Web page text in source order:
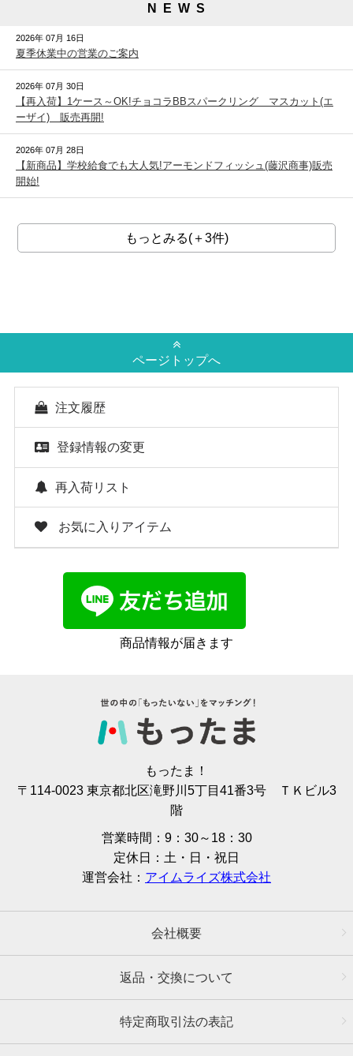
N E W S
2026年 07月 16日
夏季休業中の営業のご案内
2026年 07月 30日
【再入荷】1ケース～OK!チョコラBBスパークリング マスカット(エ
ーザイ) 販売再開!
2026年 07月 28日
【新商品】学校給食でも大人気!アーモンドフィッシュ(藤沢商事)販売
開始!
もっとみる(＋3件)
ページトップへ
注文履歴
登録情報の変更
再入荷リスト
お気に入りアイテム
商品情報が届きます
もったま！
〒114-0023 東京都北区滝野川5丁目41番3号 ＴＫビル3
階
営業時間：9：30～18：30
定休日：土・日・祝日
運営会社： アイムライズ株式会社
会社概要
返品・交換について
特定商取引法の表記